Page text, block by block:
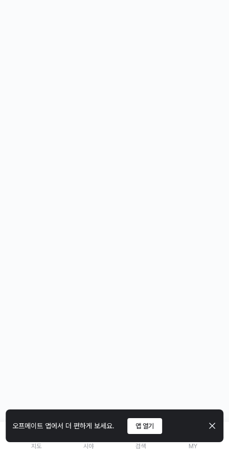
오프메이트 앱에서 더 편하게 보세요. 앱 열기
지도 시야 검색 MY